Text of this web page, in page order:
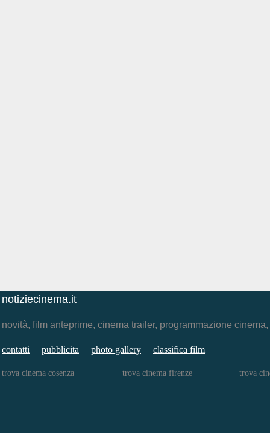
notiziecinema.it
novità, film anteprime, cinema trailer, programmazione
contatti pubblicita photo gallery classifica film
trova cinema cosenza trova cinema firenze trova